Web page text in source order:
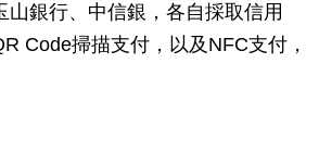
銀行、中信銀，各自採取信用
Code掃描支付，以及NFC支付，